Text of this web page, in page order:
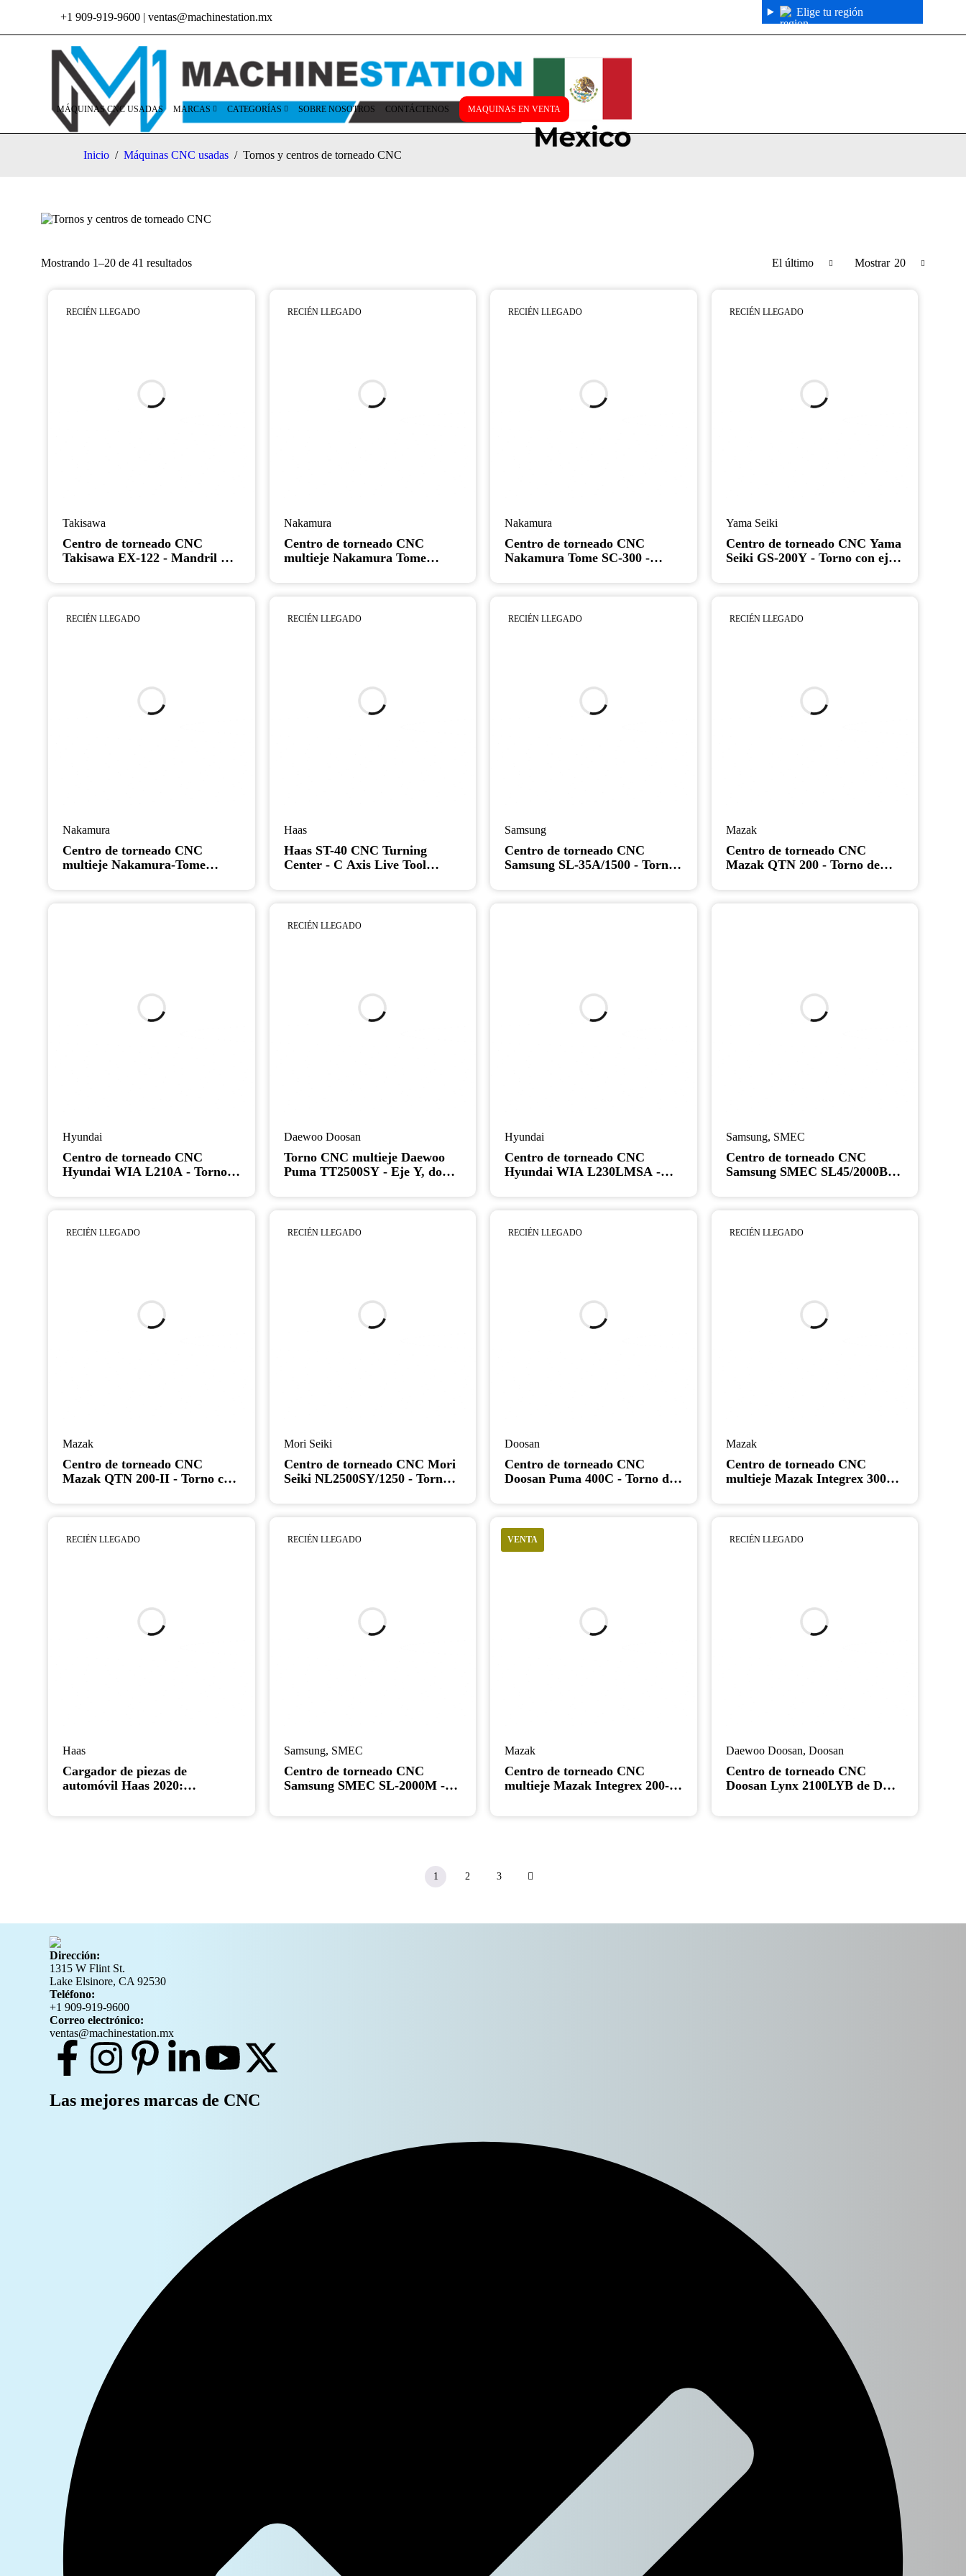
Elige tu región
+1 909-919-9600 | ventas@machinestation.mx
MÁQUINAS CNC USADAS MARCAS CATEGORÍAS SOBRE NOSOTROS CONTÁCTENOS MAQUINAS EN VENTA
Inicio / Máquinas CNC usadas / Tornos y centros de torneado CNC
Mostrando 1–20 de 41 resultados El último Mostrar 20
RECIÉN LLEGADO
Takisawa
Centro de torneado CNC
Takisawa EX-122 - Mandril de
RECIÉN LLEGADO
Nakamura
Centro de torneado CNC
multieje Nakamura Tome
RECIÉN LLEGADO
Nakamura
Centro de torneado CNC
Nakamura Tome SC-300 -
RECIÉN LLEGADO
Yama Seiki
Centro de torneado CNC Yama
Seiki GS-200Y - Torno con eje
RECIÉN LLEGADO
Nakamura
Centro de torneado CNC
multieje Nakamura-Tome
RECIÉN LLEGADO
Haas
Haas ST-40 CNC Turning
Center - C Axis Live Tool
RECIÉN LLEGADO
Samsung
Centro de torneado CNC
Samsung SL-35A/1500 - Torno
RECIÉN LLEGADO
Mazak
Centro de torneado CNC
Mazak QTN 200 - Torno de
Hyundai
Centro de torneado CNC
Hyundai WIA L210A - Torno
RECIÉN LLEGADO
Daewoo Doosan
Torno CNC multieje Daewoo
Puma TT2500SY - Eje Y, doble
Hyundai
Centro de torneado CNC
Hyundai WIA L230LMSA -
Samsung, SMEC
Centro de torneado CNC
Samsung SMEC SL45/2000BB
RECIÉN LLEGADO
Mazak
Centro de torneado CNC
Mazak QTN 200-II - Torno con
RECIÉN LLEGADO
Mori Seiki
Centro de torneado CNC Mori
Seiki NL2500SY/1250 - Torno
RECIÉN LLEGADO
Doosan
Centro de torneado CNC
Doosan Puma 400C - Torno de
RECIÉN LLEGADO
Mazak
Centro de torneado CNC
multieje Mazak Integrex 300II-
RECIÉN LLEGADO
Haas
Cargador de piezas de
automóvil Haas 2020:
RECIÉN LLEGADO
Samsung, SMEC
Centro de torneado CNC
Samsung SMEC SL-2000M -
VENTA
Mazak
Centro de torneado CNC
multieje Mazak Integrex 200-
RECIÉN LLEGADO
Daewoo Doosan, Doosan
Centro de torneado CNC
Doosan Lynx 2100LYB de DN
1 2 3
Dirección:
1315 W Flint St.
Lake Elsinore, CA 92530
Teléfono:
+1 909-919-9600
Correo electrónico:
ventas@machinestation.mx
Las mejores marcas de CNC